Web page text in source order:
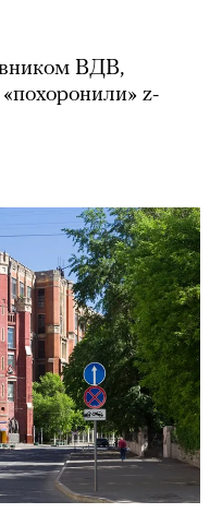
ВДВ,
z-